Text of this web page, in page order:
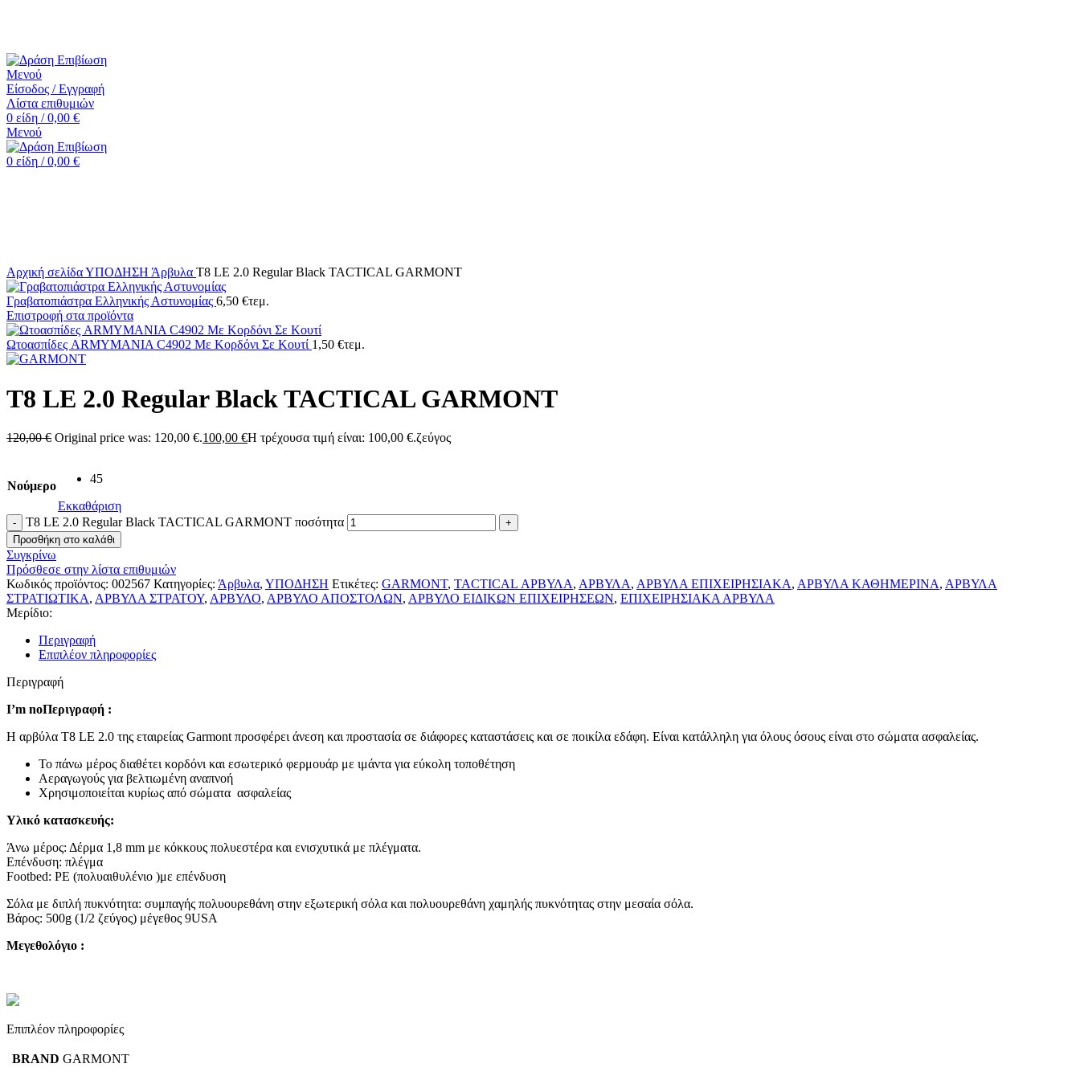
Μενού
Είσοδος / Εγγραφή
Λίστα επιθυμιών
0 είδη / 0,00 €
Μενού
0 είδη / 0,00 €
Αρχική σελίδαΥΠΟΔΗΣΗ Άρβυλα T8 LE 2.0 Regular Black TACTICAL GARMONT
Γραβατοπιάστρα Ελληνικής Αστυνομίας 6,50 €τεμ.
Επιστροφή στα προϊόντα
Ωτοασπίδες ARMYMANIA C4902 Με Κορδόνι Σε Κουτί 1,50 €τεμ.
T8 LE 2.0 Regular Black TACTICAL GARMONT
120,00€ Original price was: 120,00 €.100,00 €Η τρέχουσα τιμή είναι: 100,00 €.ζεύγος
Νούμερο
45
Εκκαθάριση
T8 LE 2.0 Regular Black TACTICAL GARMONT ποσότητα
Προσθήκη στο καλάθι
Συγκρίνω
Πρόσθεσε στην λίστα επιθυμιών
Κωδικός προϊόντος: 002567 Κατηγορίες: Άρβυλα, ΥΠΟΔΗΣΗ Ετικέτες: GARMONT, TACTICAL ΑΡΒΥΛΑ, ΑΡΒΥΛΑ, ΑΡΒΥΛΑ ΕΠΙΧΕΙΡΗΣΙΑΚΑ, ΑΡΒΥΛΑ ΚΑΘΗΜΕΡΙΝΑ, ΑΡΒΥΛΑ
ΣΤΡΑΤΙΩΤΙΚΑ, ΑΡΒΥΛΑ ΣΤΡΑΤΟΥ, ΑΡΒΥΛΟ, ΑΡΒΥΛΟ ΑΠΟΣΤΟΛΩΝ, ΑΡΒΥΛΟ ΕΙΔΙΚΩΝ ΕΠΙΧΕΙΡΗΣΕΩΝ, ΕΠΙΧΕΙΡΗΣΙΑΚΑ ΑΡΒΥΛΑ
Μερίδιο:
Περιγραφή
Επιπλέον πληροφορίες
Περιγραφή
I’m noΠεριγραφή :
Η αρβύλα T8 LE 2.0 της εταιρείας Garmont προσφέρει άνεση και προστασία σε διάφορες καταστάσεις και σε ποικίλα εδάφη. Είναι κατάλληλη για όλους όσους είναι στο σώματα ασφαλείας.
Το πάνω μέρος διαθέτει κορδόνι και εσωτερικό φερμουάρ με ιμάντα για εύκολη τοποθέτηση
Αεραγωγούς για βελτιωμένη αναπνοή
Χρησιμοποιείται κυρίως από σώματα ασφαλείας
Υλικό κατασκευής:
Άνω μέρος: Δέρμα 1,8 mm με κόκκους πολυεστέρα και ενισχυτικά με πλέγματα.
Επένδυση: πλέγμα
Footbed: PE (πολυαιθυλένιο )με επένδυση
Σόλα με διπλή πυκνότητα: συμπαγής πολυουρεθάνη στην εξωτερική σόλα και πολυουρεθάνη χαμηλής πυκνότητας στην μεσαία σόλα.
Βάρος: 500g (1/2 ζεύγος) μέγεθος 9USA
Μεγεθολόγιο :
Επιπλέον πληροφορίες
BRAND GARMONT